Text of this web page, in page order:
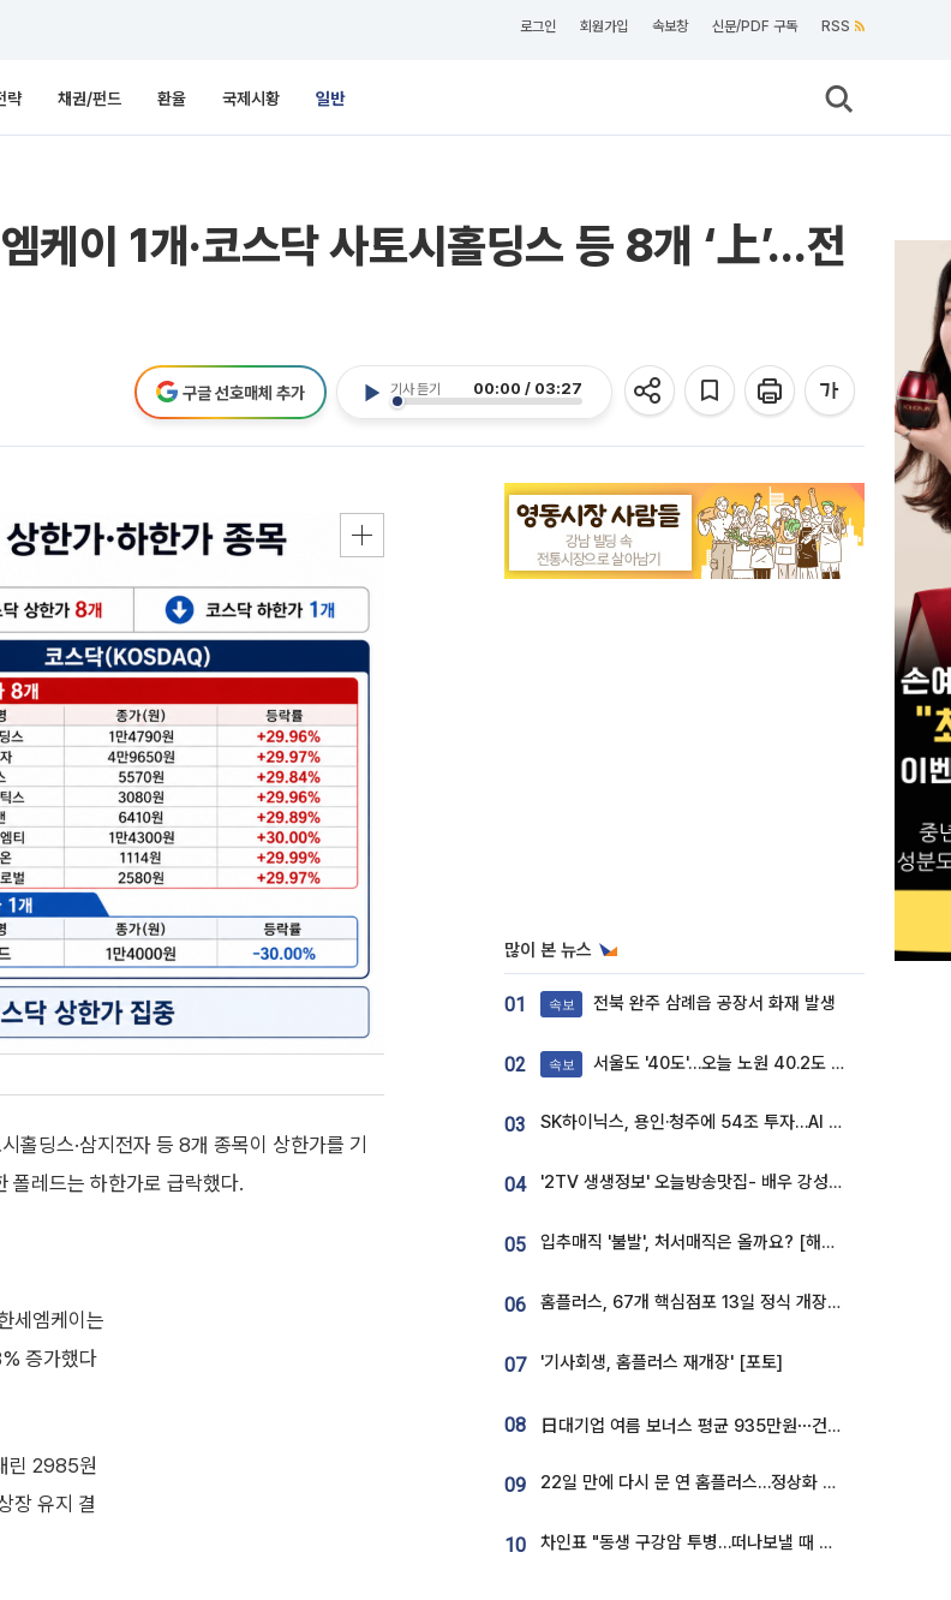
로그인 회원가입 속보창 신문/PDF 구독 RSS
략 채권/펀드 환율 국제시황 일반
케이 1개·코스닥 사토시홀딩스 등 8개 ‘上’…전
기사 듣기 00:00 / 03:27
구글 선호매체 추가
홀딩스·삼지전자 등 8개 종목이 상한가를 기
폴레드는 하한가로 급락했다.
세엠케이는
증가했다
린 2985원
장 유지 결
많이 본 뉴스
01 속보 전북 완주 삼례읍 공장서 화재 발생
02 속보 서울도 '40도'…오늘 노원 40.2도 기록
03 SK하이닉스, 용인·청주에 54조 투자…AI 메모리 생산기지 키운다
04 '2TV 생생정보' 오늘방송맛집- 배우 강성진 단골! 쌀국수ㆍ푸팟퐁 커리 맛집 '블○○○'
05 입추매직 '불발', 처서매직은 올까요? [해시태그]
06 홈플러스, 67개 핵심점포 13일 정식 개장…영업 재개 속도
07 '기사회생, 홈플러스 재개장' [포토]
08 日대기업 여름 보너스 평균 935만원⋯건설회사 1800만 넘어
09 22일 만에 다시 문 연 홈플러스…정상화 바쁜데 재고 없어 ‘발동동’[가보니]
10 차인표 "동생 구강암 투병…떠나보낼 때 가장 힘들었다”